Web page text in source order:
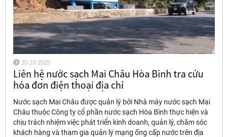
20-10-2025
Liên hệ nước sạch Mai Châu Hòa Bình tra cứu
hóa đơn điện thoại địa chỉ
Nước sạch Mai Châu được quản lý bởi Nhà máy nước sạch Mai
Châu thuộc Công ty cổ phần nước sạch Hòa Bình thực hiện và
chịu trách nhiệm việc phát triển kinh doanh, quản lý, chăm sóc
khách hàng và tham gia quản lý mạng ống cấp nước trên địa